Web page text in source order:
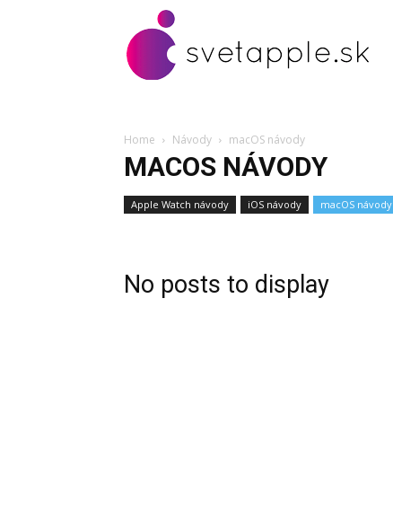
Home Návody macOS návody
MACOS NÁVODY
Apple Watch návody iOS návody macOS návody
No posts to display